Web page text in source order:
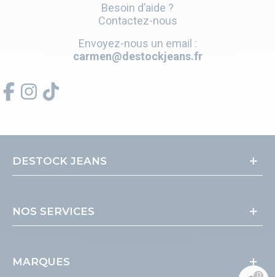
Besoin d’aide ?
Contactez-nous
Envoyez-nous un email :
carmen@destockjeans.fr
DESTOCK JEANS
NOS SERVICES
MARQUES
0